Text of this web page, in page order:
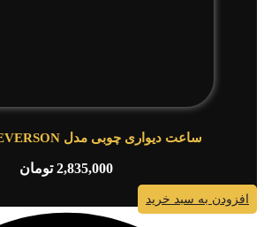
ساعت دیواری چوبی مدل EVERSON کد W-8834
2,835,000 تومان
افزودن به سبد خرید